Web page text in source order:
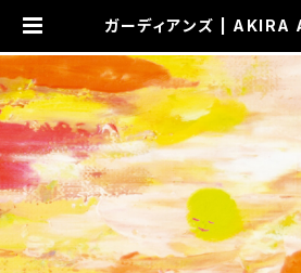
ガーディアンズ | AKIRA